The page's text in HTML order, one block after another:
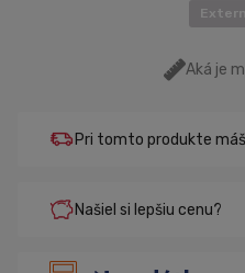
Aká je
Pri tomto produkte
Našiel si lepšiu cenu?